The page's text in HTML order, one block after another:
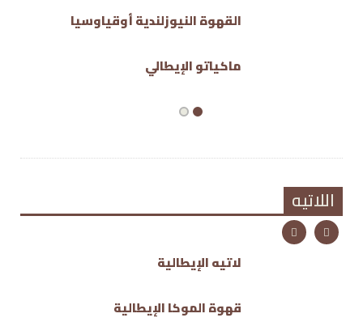
القهوة النيوزلندية أوقياوسيا
ماكياتو الإيطالي
اللاتيه
لاتيه الإيطالية
قهوة الموكا الإيطالية